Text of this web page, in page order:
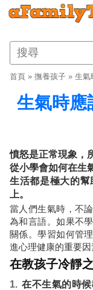
首頁 » 撫養孩子 » 生氣
生氣時應
憤怒是正常現象，
從小學會如何在生
生活都是極大的
上。
當人們生氣時，不
為和言語。如果不
關係。學習如何管
進心理健康的重要因
在教孩子冷靜
在不生氣的時候